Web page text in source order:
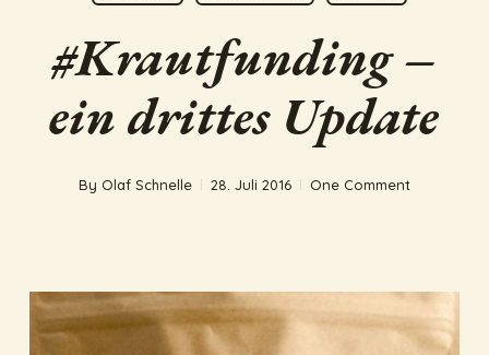
#Krautfunding –
ein drittes Update
By Olaf Schnelle 28. Juli 2016 One Comment